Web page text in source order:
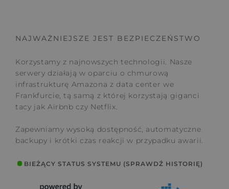
NAJWAŻNIEJSZE JEST BEZPIECZEŃSTWO
Korzystamy z najnowszych technologii. Nasze
serwery działają w oparciu o chmurową
infrastrukturę Amazona z data center we
Frankfurcie, tą samą z której korzystają giganci
tacy jak Airbnb czy Netflix.
Zapewniamy wysoką dostępność, automatyczne
backupy i krótki czas reakcji w przypadku awarii.
BIEŻĄCY STATUS SYSTEMU (SPRAWDŹ HISTORIĘ)